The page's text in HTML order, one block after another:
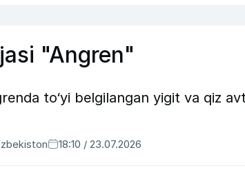
"Angren"
to‘yi belgilangan yigit va qiz
18:10 / 23.07.2026